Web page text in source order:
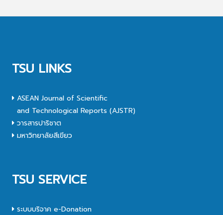
TSU LINKS
ASEAN Journal of Scientific
and Technological Reports (AJSTR)
วารสารปาริชาต
มหาวิทยาลัยสีเขียว
TSU SERVICE
ระบบบริจาค e-Donation